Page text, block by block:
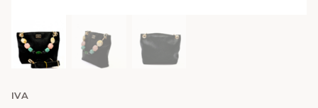
IVA